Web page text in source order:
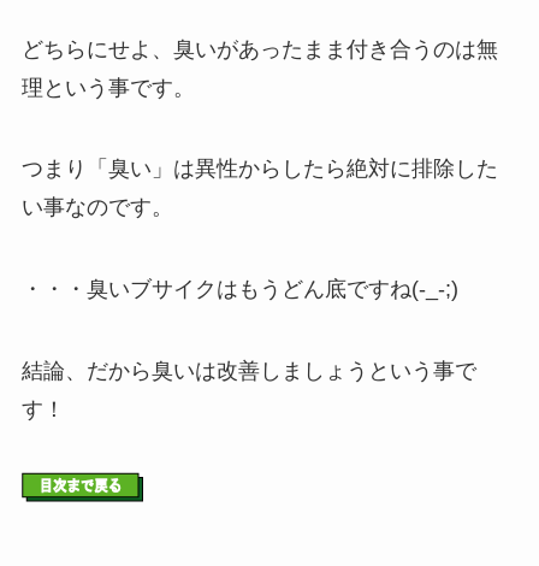
どちらにせよ、臭いがあったまま付き合うのは無
理という事です。
つまり「臭い」は異性からしたら絶対に排除した
い事なのです。
・・・臭いブサイクはもうどん底ですね(-_-;)
結論、だから臭いは改善しましょうという事で
す！